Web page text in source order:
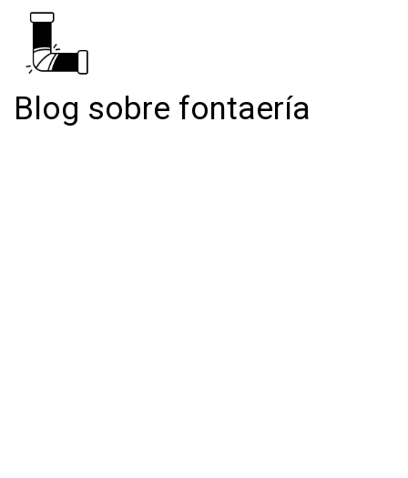
Blog sobre fontaería